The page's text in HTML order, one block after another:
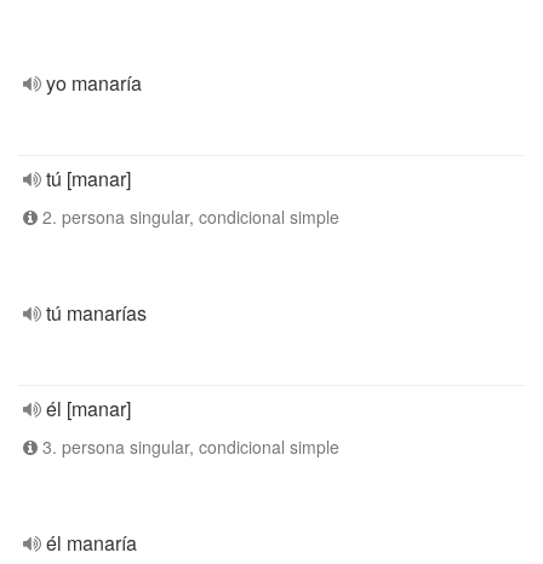
yo manaría
tú [manar]
2. persona singular, condicional simple
tú manarías
él [manar]
3. persona singular, condicional simple
él manaría